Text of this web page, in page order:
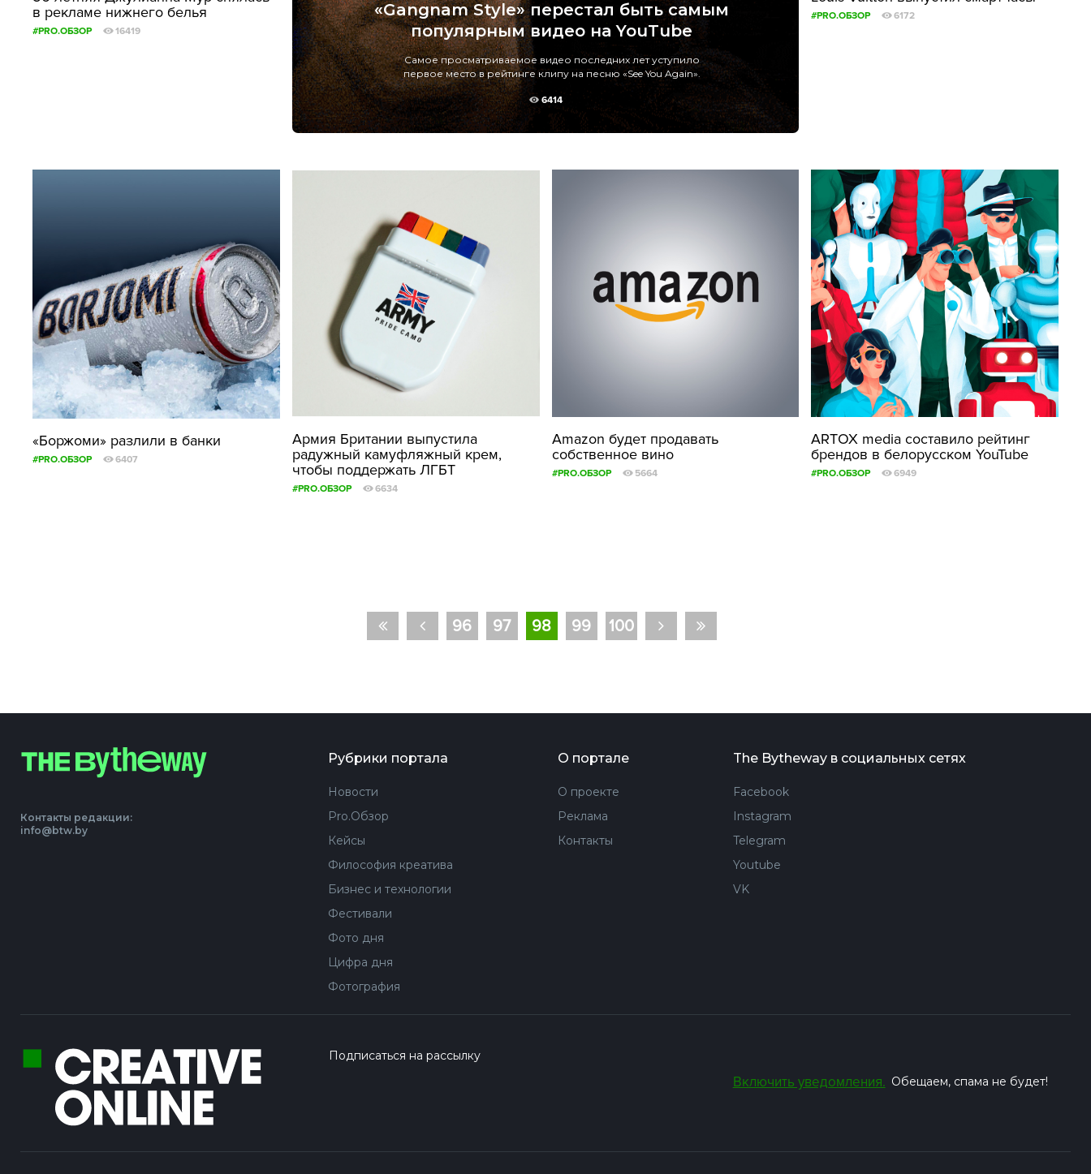
в рекламе нижнего белья
#PRO.ОБЗОР 16419
«Gangnam Style» перестал быть самым
популярным видео на YouTube
Самое просматриваемое видео последних лет уступило
первое место в рейтинге клипу на песню «See You Again».
6414
#PRO.ОБЗОР 6172
«Боржоми» разлили в банки
#PRO.ОБЗОР 6407
Армия Британии выпустила
радужный камуфляжный крем,
чтобы поддержать ЛГБТ
#PRO.ОБЗОР 6634
Amazon будет продавать
собственное вино
#PRO.ОБЗОР 5664
ARTOX media составило рейтинг
брендов в белорусском YouTube
#PRO.ОБЗОР 6949
96 97 98 99 100
Контакты редакции:
info@btw.by
Рубрики портала
Новости
Pro.Обзор
Кейсы
Философия креатива
Бизнес и технологии
Фестивали
Фото дня
Цифра дня
Фотография
О портале
О проекте
Реклама
Контакты
The Bytheway в социальных сетях
Facebook
Instagram
Telegram
Youtube
VK
Подписаться на рассылку
Включить уведомления. Обещаем, спама не будет!